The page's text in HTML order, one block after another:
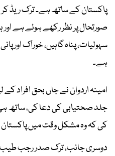
پاکستان کے ساتھ ہے۔ ترک ریڈ
صورتحال پر نظر رکھے ہوئے ہے
سہولیات، پناہ گاہیں، خوراک اور
ہے۔
امینہ اردوان نے جاں بحق افراد
جلد صحتیابی کی دعا کی، ساتھ
کی کہ وہ مشکل وقت میں
دوسری جانب، ترک صدر رجب طیب